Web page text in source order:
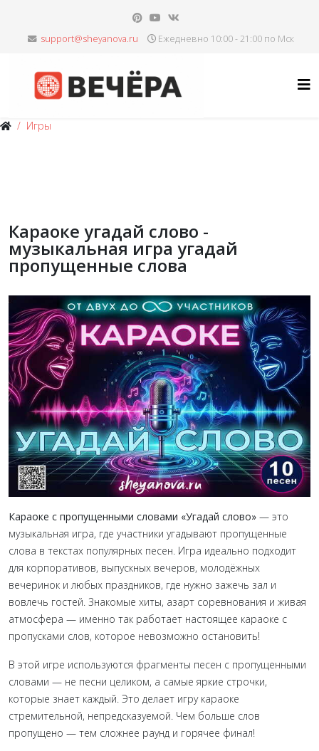
Ежедневно 10:00 - 21:00 по Мск
Игры
Караоке угадай слово -
музыкальная игра угадай
пропущенные слова
Караоке с пропущенными словами «Угадай слово» — это
музыкальная игра, где участники угадывают пропущенные
слова в текстах популярных песен. Игра идеально подходит
для корпоративов, выпускных вечеров, молодёжных
вечеринок и любых праздников, где нужно зажечь зал и
вовлечь гостей. Знакомые хиты, азарт соревнования и живая
атмосфера — именно так работает настоящее караоке с
пропусками слов, которое невозможно остановить!
В этой игре используются фрагменты песен с пропущенными
словами — не песни целиком, а самые яркие строчки,
которые знает каждый. Это делает игру караоке
стремительной, непредсказуемой. Чем больше слов
пропущено — тем сложнее раунд и горячее финал!